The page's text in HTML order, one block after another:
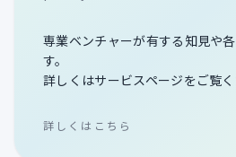
専業ベンチャーが有する知見や
す。
詳しくはサービスページをご覧
詳しくはこちら